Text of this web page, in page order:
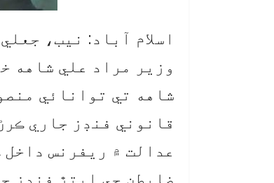
اسلام آباد: نيب،
وزير مراد علي شاهه
شاهه تي توانائي
قانوني فنڊز جاري
عدالت ۾ ريفرنس
ضابطن جي ابتڙ فنڊز